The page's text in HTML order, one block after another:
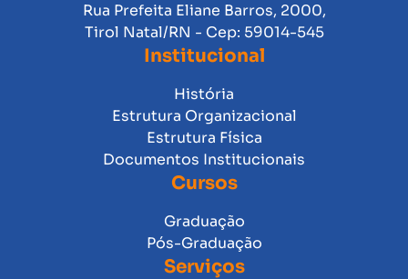
Rua Prefeita Eliane Barros, 2000,
Tirol Natal/RN - Cep: 59014-545
Institucional
História
Estrutura Organizacional
Estrutura Física
Documentos Institucionais
Cursos
Graduação
Pós-Graduação
Serviços